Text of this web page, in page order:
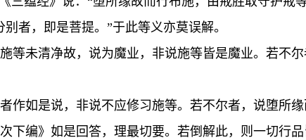
者，即是菩提。”于此等义亦莫误解。
等未清净故，说为魔业，非说施等皆是魔业。若不
作如是说，非说不应修习施等。若不尔者，说堕所
下编》如是回答，理最切要。若倒解此，则一切行